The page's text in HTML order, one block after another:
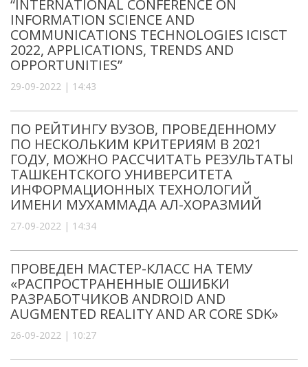
“INTERNATIONAL CONFERENCE ON
INFORMATION SCIENCE AND
COMMUNICATIONS TECHNOLOGIES ICISCT
2022, APPLICATIONS, TRENDS AND
OPPORTUNITIES”
29-09-2022 | 14:43
ПО РЕЙТИНГУ ВУЗОВ, ПРОВЕДЕННОМУ
ПО НЕСКОЛЬКИМ КРИТЕРИЯМ В 2021
ГОДУ, МОЖНО РАССЧИТАТЬ РЕЗУЛЬТАТЫ
ТАШКЕНТСКОГО УНИВЕРСИТЕТА
ИНФОРМАЦИОННЫХ ТЕХНОЛОГИЙ
ИМЕНИ МУХАММАДА АЛ-ХОРАЗМИЙ
27-09-2022 | 14:34
ПРОВЕДЕН МАСТЕР-КЛАСС НА ТЕМУ
«РАСПРОСТРАНЕННЫЕ ОШИБКИ
РАЗРАБОТЧИКОВ ANDROID AND
AUGMENTED REALITY AND AR CORE SDK»
26-09-2022 | 10:27